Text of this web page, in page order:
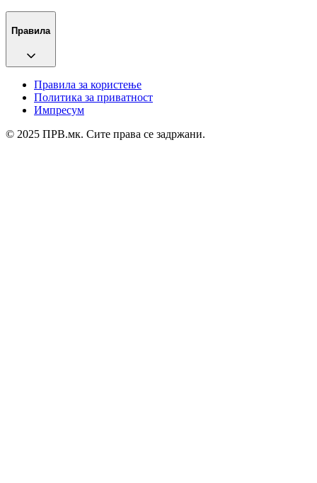
Правила
Правила за користење
Политика за приватност
Импресум
© 2025 ПРВ.мк. Сите права се задржани.